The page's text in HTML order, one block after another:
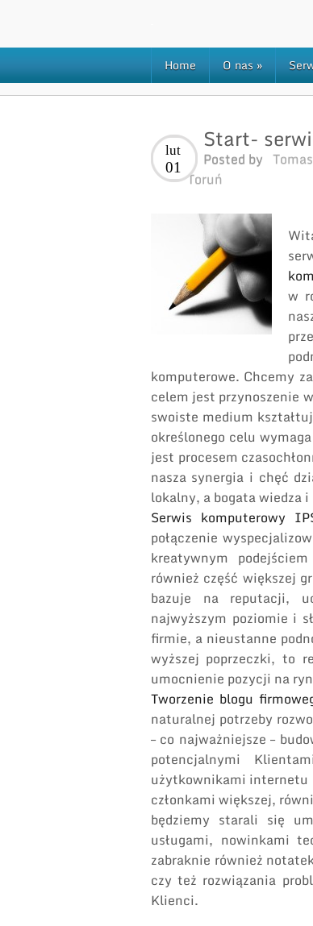
Home O nas»
Start-
lut
01 Posted by
Toruń
w
komputerowe. Chcemy
celem jest przynoszenie
swoiste medium
określonego celu
jest procesem
nasza synergia i chęć
lokalny, a bogata wiedza
Serwis komputerowy
połączenie
kreatywnym
również część większej
bazuje na reputacji,
najwyższym poziomie i
firmie, a nieustanne
wyższej poprzeczki, to
umocnienie pozycji na
Tworzenie blogu
naturalnej potrzeby
– co najważniejsze –
potencjalnymi
użytkownikami internetu
członkami większej,
będziemy starali się
usługami, nowinkami
zabraknie również
czy też rozwiązania
Klienci.